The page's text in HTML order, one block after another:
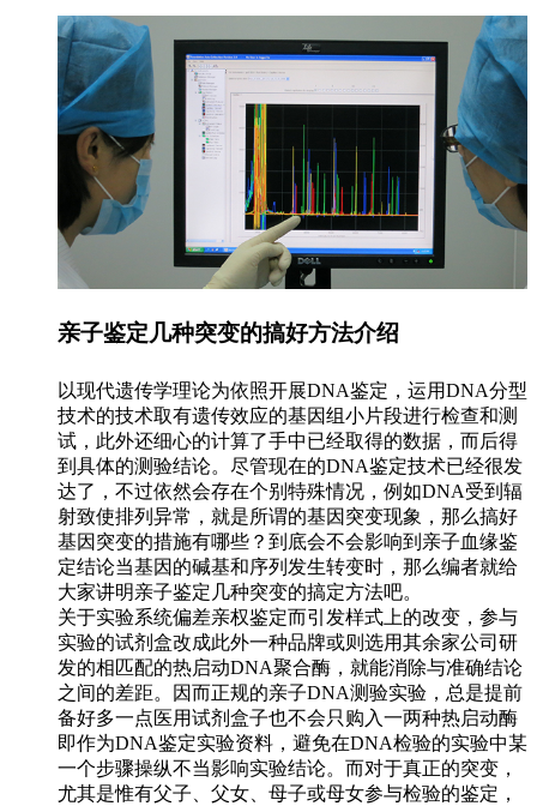
亲子鉴定几种突变的搞好方法介绍
以现代遗传学理论为依照开展DNA鉴定，运用DNA分型
技术的技术取有遗传效应的基因组小片段进行检查和测
试，此外还细心的计算了手中已经取得的数据，而后得
到具体的测验结论。尽管现在的DNA鉴定技术已经很发
达了，不过依然会存在个别特殊情况，例如DNA受到辐
射致使排列异常，就是所谓的基因突变现象，那么搞好
基因突变的措施有哪些？到底会不会影响到亲子血缘鉴
定结论当基因的碱基和序列发生转变时，那么编者就给
大家讲明亲子鉴定几种突变的搞定方法吧。
关于实验系统偏差亲权鉴定而引发样式上的改变，参与
实验的试剂盒改成此外一种品牌或则选用其余家公司研
发的相匹配的热启动DNA聚合酶，就能消除与准确结论
之间的差距。因而正规的亲子DNA测验实验，总是提前
备好多一点医用试剂盒子也不会只购入一两种热启动酶
即作为DNA鉴定实验资料，避免在DNA检验的实验中某
一个步骤操纵不当影响实验结论。而对于真正的突变，
尤其是惟有父子、父女、母子或母女参与检验的鉴定，